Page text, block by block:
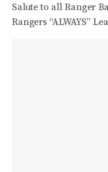
Salute to all Ranger
Rangers “ALWAYS”